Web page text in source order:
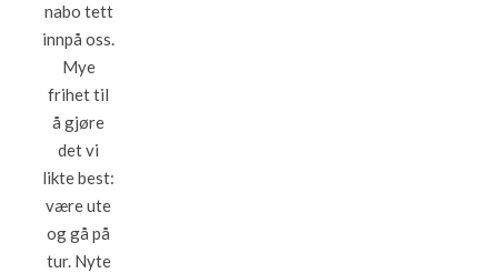
nabo tett
innpå oss.
Mye
frihet til
å gjøre
det vi
likte best:
være ute
og gå på
tur. Nyte